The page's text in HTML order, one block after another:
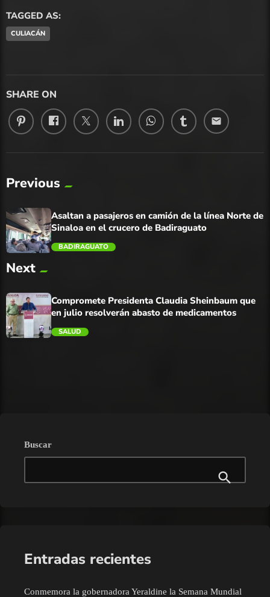
TAGGED AS:
CULIACÁN
SHARE ON
email
Previous
Asaltan a pasajeros en camión de la línea Norte de
Sinaloa en el crucero de Badiraguato
BADIRAGUATO
Next
Compromete Presidenta Claudia Sheinbaum que
en julio resolverán abasto de medicamentos
SALUD
Buscar
Entradas recientes
Conmemora la gobernadora Yeraldine la Semana Mundial